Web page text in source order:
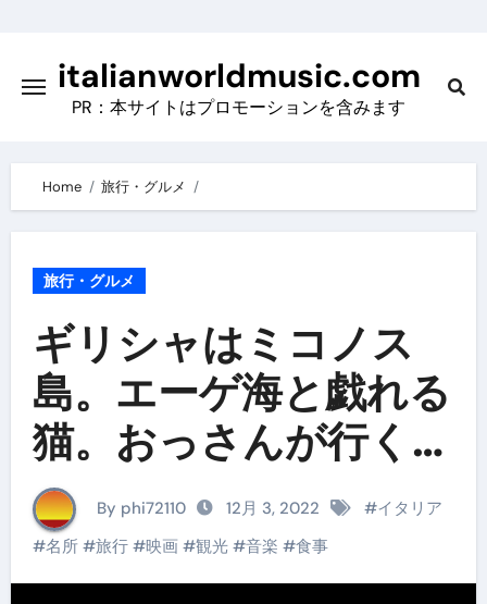
contentitalianworldmusic.com
PR：本サイトはプロモーションを含みます
Home 旅行・グルメ
旅行・グルメ
ギリシャはミコノス
島。エーゲ海と戯れる
猫。おっさんが行く６
泊７日【ミコノス編】
（後編）
By phi72110 12月 3, 2022 #イタリア
#名所#旅行#映画#観光#音楽 #食事